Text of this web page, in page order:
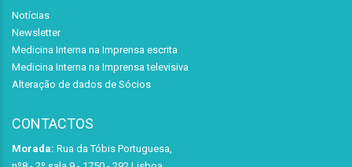
Notícias
Newsletter
Medicina Interna na Imprensa escrita
Medicina Interna na Imprensa televisiva
Alteração de dados de Sócios
CONTACTOS
Morada: Rua da Tóbis Portuguesa,